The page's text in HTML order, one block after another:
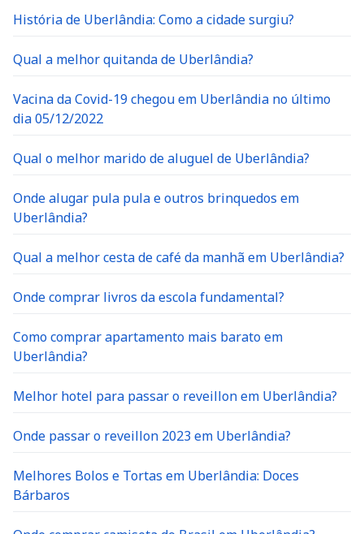
História de Uberlândia: Como a cidade surgiu?
Qual a melhor quitanda de Uberlândia?
Vacina da Covid-19 chegou em Uberlândia no último
dia 05/12/2022
Qual o melhor marido de aluguel de Uberlândia?
Onde alugar pula pula e outros brinquedos em
Uberlândia?
Qual a melhor cesta de café da manhã em Uberlândia?
Onde comprar livros da escola fundamental?
Como comprar apartamento mais barato em
Uberlândia?
Melhor hotel para passar o reveillon em Uberlândia?
Onde passar o reveillon 2023 em Uberlândia?
Melhores Bolos e Tortas em Uberlândia: Doces
Bárbaros